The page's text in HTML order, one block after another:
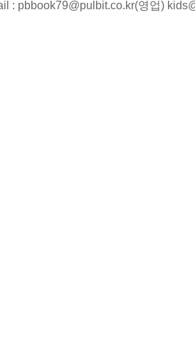
: pbbook79@pulbit.co.kr(영업)